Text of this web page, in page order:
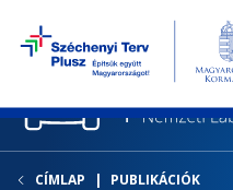
CÍMLAP PUBLIKÁCIÓK